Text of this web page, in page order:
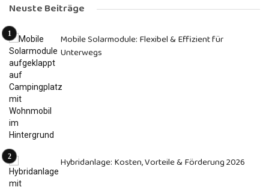
Neuste Beiträge
Mobile Solarmodule: Flexibel & Effizient für
Unterwegs
Hybridanlage: Kosten, Vorteile & Förderung 2026